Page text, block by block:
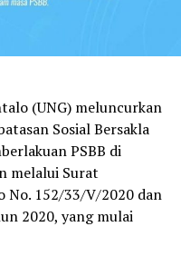
(UNG) meluncurkan
Sosial Bersakla
PSBB di
melalui Surat
No. 152/33/V/2020 dan
2020, yang mulai